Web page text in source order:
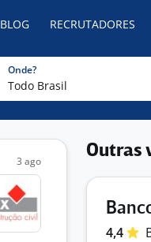
BLOG RECRUTADORES
Onde?
3 ago
Outras
4,4